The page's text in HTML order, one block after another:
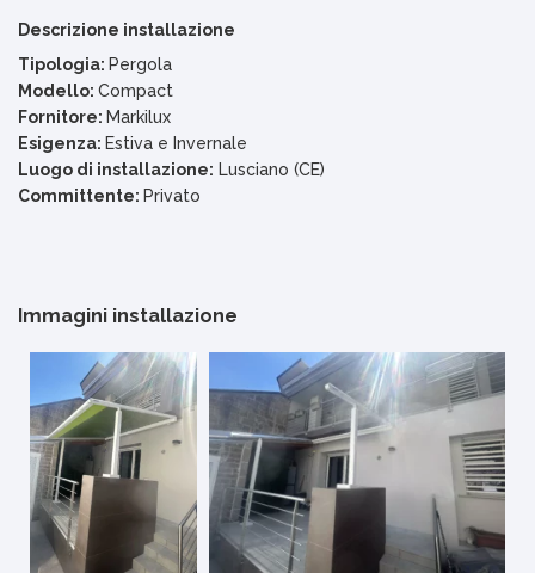
Descrizione installazione
Tipologia: Pergola
Modello: Compact
Fornitore: Markilux
Esigenza: Estiva e Invernale
Luogo di installazione: Lusciano (CE)
Committente: Privato
Immagini installazione